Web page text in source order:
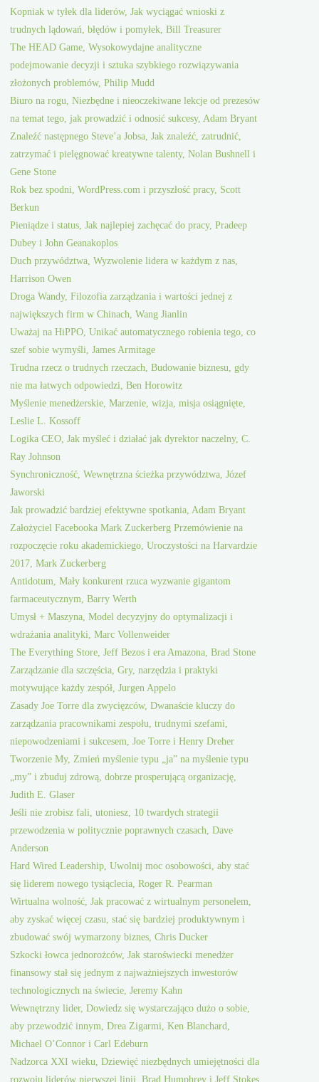
Kopniak w tyłek dla liderów, Jak wyciągać wnioski z
trudnych lądowań, błędów i pomyłek, Bill Treasurer
The HEAD Game, Wysokowydajne analityczne
podejmowanie decyzji i sztuka szybkiego rozwiązywania
złożonych problemów, Philip Mudd
Biuro na rogu, Niezbędne i nieoczekiwane lekcje od prezesów
na temat tego, jak prowadzić i odnosić sukcesy, Adam Bryant
Znaleźć następnego Steve’a Jobsa, Jak znaleźć, zatrudnić,
zatrzymać i pielęgnować kreatywne talenty, Nolan Bushnell i
Gene Stone
Rok bez spodni, WordPress.com i przyszłość pracy, Scott
Berkun
Pieniądze i status, Jak najlepiej zachęcać do pracy, Pradeep
Dubey i John Geanakoplos
Duch przywództwa, Wyzwolenie lidera w każdym z nas,
Harrison Owen
Droga Wandy, Filozofia zarządzania i wartości jednej z
największych firm w Chinach, Wang Jianlin
Uważaj na HiPPO, Unikać automatycznego robienia tego, co
szef sobie wymyśli, James Armitage
Trudna rzecz o trudnych rzeczach, Budowanie biznesu, gdy
nie ma łatwych odpowiedzi, Ben Horowitz
Myślenie menedżerskie, Marzenie, wizja, misja osiągnięte,
Leslie L. Kossoff
Logika CEO, Jak myśleć i działać jak dyrektor naczelny, C.
Ray Johnson
Synchroniczność, Wewnętrzna ścieżka przywództwa, Józef
Jaworski
Jak prowadzić bardziej efektywne spotkania, Adam Bryant
Założyciel Facebooka Mark Zuckerberg Przemówienie na
rozpoczęcie roku akademickiego, Uroczystości na Harvardzie
2017, Mark Zuckerberg
Antidotum, Mały konkurent rzuca wyzwanie gigantom
farmaceutycznym, Barry Werth
Umysł + Maszyna, Model decyzyjny do optymalizacji i
wdrażania analityki, Marc Vollenweider
The Everything Store, Jeff Bezos i era Amazona, Brad Stone
Zarządzanie dla szczęścia, Gry, narzędzia i praktyki
motywujące każdy zespół, Jurgen Appelo
Zasady Joe Torre dla zwycięzców, Dwanaście kluczy do
zarządzania pracownikami zespołu, trudnymi szefami,
niepowodzeniami i sukcesem, Joe Torre i Henry Dreher
Tworzenie My, Zmień myślenie typu „ja” na myślenie typu
„my” i zbuduj zdrową, dobrze prosperującą organizację,
Judith E. Glaser
Jeśli nie zrobisz fali, utoniesz, 10 twardych strategii
przewodzenia w politycznie poprawnych czasach, Dave
Anderson
Hard Wired Leadership, Uwolnij moc osobowości, aby stać
się liderem nowego tysiąclecia, Roger R. Pearman
Wirtualna wolność, Jak pracować z wirtualnym personelem,
aby zyskać więcej czasu, stać się bardziej produktywnym i
zbudować swój wymarzony biznes, Chris Ducker
Szkocki łowca jednorożców, Jak staroświecki menedżer
finansowy stał się jednym z najważniejszych inwestorów
technologicznych na świecie, Jeremy Kahn
Wewnętrzny lider, Dowiedz się wystarczająco dużo o sobie,
aby przewodzić innym, Drea Zigarmi, Ken Blanchard,
Michael O’Connor i Carl Edeburn
Nadzorca XXI wieku, Dziewięć niezbędnych umiejętności dla
rozwoju liderów pierwszej linii, Brad Humphrey i Jeff Stokes